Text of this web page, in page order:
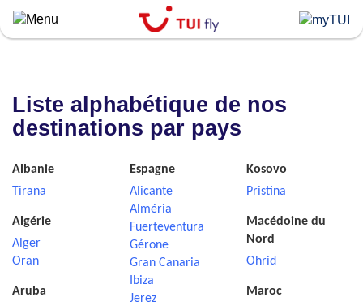
Skip
to
Liste alphabétique de nos
destinations par pays
Albanie
Tirana
Algérie
Alger
Oran
Aruba
Espagne
Alicante
Alméria
Fuerteventura
Gérone
Gran Canaria
Ibiza
Jerez
Kosovo
Pristina
Macédoine du
Nord
Ohrid
Maroc